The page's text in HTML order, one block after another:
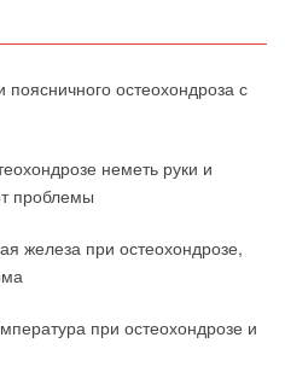
остеохондроза с
неметь руки и
проблемы
железа при остеохондрозе,
при остеохондрозе и